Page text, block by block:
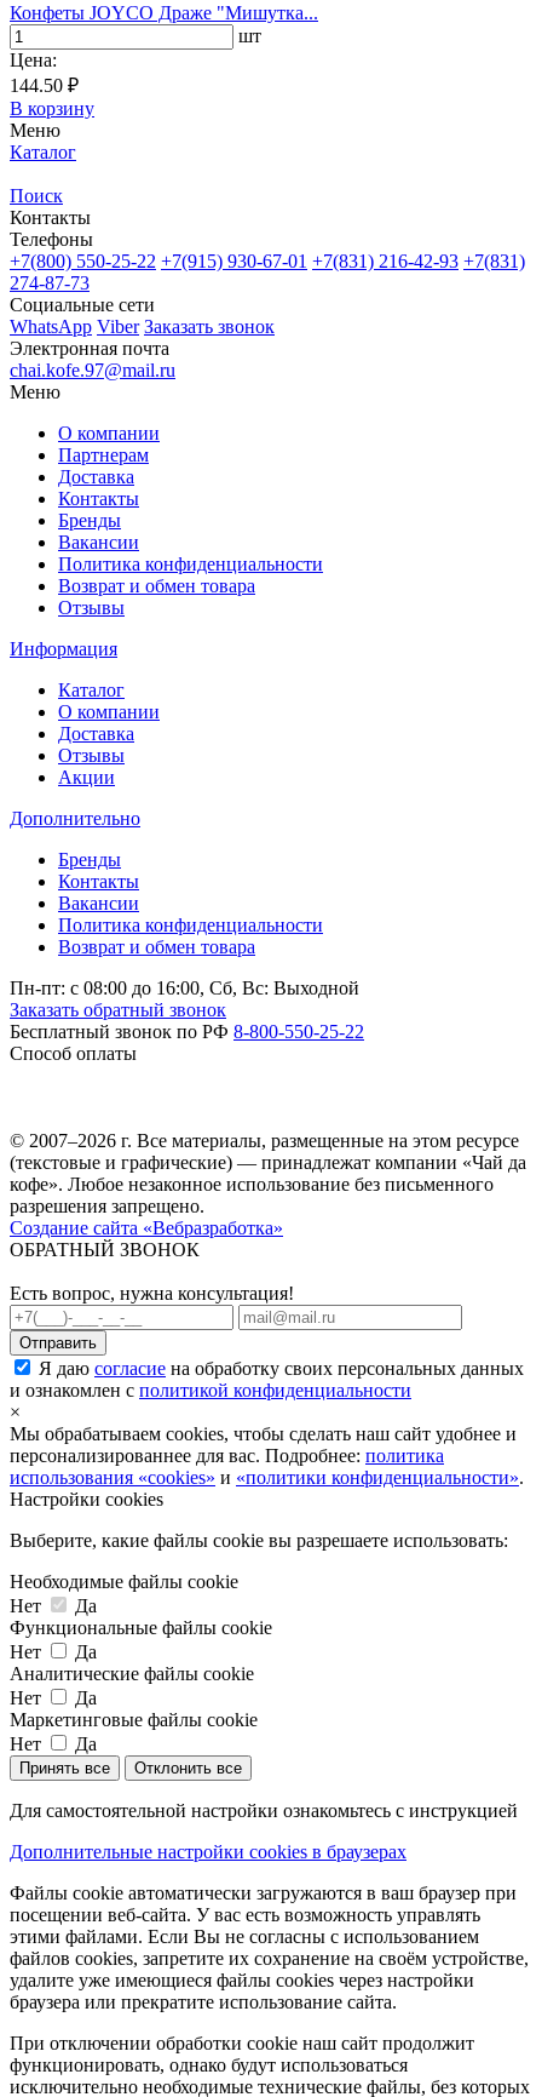
Конфеты JOYCO Драже "Мишутка...
шт
Цена:
144.50 ₽
В корзину
Меню
Каталог
Поиск
Контакты
Телефоны
+7(800) 550-25-22 +7(915) 930-67-01 +7(831) 216-42-93 +7(831)
274-87-73
Социальные сети
WhatsApp Viber Заказать звонок
Электронная почта
chai.kofe.97@mail.ru
Меню
О компании
Партнерам
Доставка
Контакты
Бренды
Вакансии
Политика конфиденциальности
Возврат и обмен товара
Отзывы
Информация
Каталог
О компании
Доставка
Отзывы
Акции
Дополнительно
Бренды
Контакты
Вакансии
Политика конфиденциальности
Возврат и обмен товара
Пн-пт: c 08:00 до 16:00, Сб, Вс: Выходной
Заказать обратный звонок
Бесплатный звонок по РФ 8-800-550-25-22
Способ оплаты
© 2007–2026 г. Все материалы, размещенные на этом ресурсе
(текстовые и графические) — принадлежат компании «Чай да
кофе». Любое незаконное использование без письменного
разрешения запрещено.
Создание сайта «Вебразработка»
ОБРАТНЫЙ ЗВОНОК
Есть вопрос, нужна консультация!
Я даю согласие на обработку своих персональных данных
и ознакомлен с политикой конфиденциальности
×
Мы обрабатываем cookies, чтобы сделать наш сайт удобнее и
персонализированнее для вас. Подробнее: политика
использования «cookies» и «политики конфиденциальности».
Настройки cookies
Выберите, какие файлы cookie вы разрешаете использовать:
Необходимые файлы cookie
Нет
Да
Функциональные файлы cookie
Нет
Да
Аналитические файлы cookie
Нет
Да
Маркетинговые файлы cookie
Нет
Да
Принять все Отклонить все
Для самостоятельной настройки ознакомьтесь с инструкцией
Дополнительные настройки cookies в браузерах
Файлы cookie автоматически загружаются в ваш браузер при
посещении веб-сайта. У вас есть возможность управлять
этими файлами. Если Вы не согласны с использованием
файлов cookies, запретите их сохранение на своём устройстве,
удалите уже имеющиеся файлы cookies через настройки
браузера или прекратите использование сайта.
При отключении обработки cookie наш сайт продолжит
функционировать, однако будут использоваться
исключительно необходимые технические файлы, без которых